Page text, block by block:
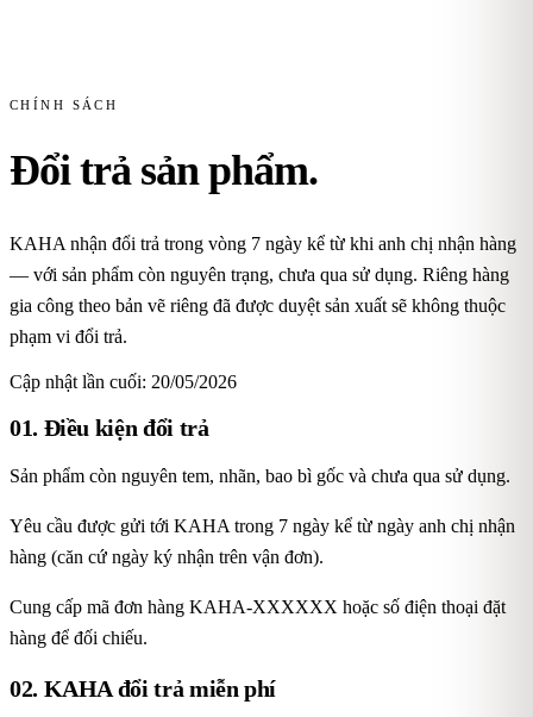
CHÍNH SÁCH
Đổi trả sản phẩm.
KAHA nhận đổi trả trong vòng 7 ngày kể từ khi anh chị nhận hàng
— với sản phẩm còn nguyên trạng, chưa qua sử dụng. Riêng hàng
gia công theo bản vẽ riêng đã được duyệt sản xuất sẽ không thuộc
phạm vi đổi trả.
Cập nhật lần cuối: 20/05/2026
01. Điều kiện đổi trả
Sản phẩm còn nguyên tem, nhãn, bao bì gốc và chưa qua sử dụng.
Yêu cầu được gửi tới KAHA trong 7 ngày kể từ ngày anh chị nhận
hàng (căn cứ ngày ký nhận trên vận đơn).
Cung cấp mã đơn hàng KAHA-XXXXXX hoặc số điện thoại đặt
hàng để đối chiếu.
02. KAHA đổi trả miễn phí